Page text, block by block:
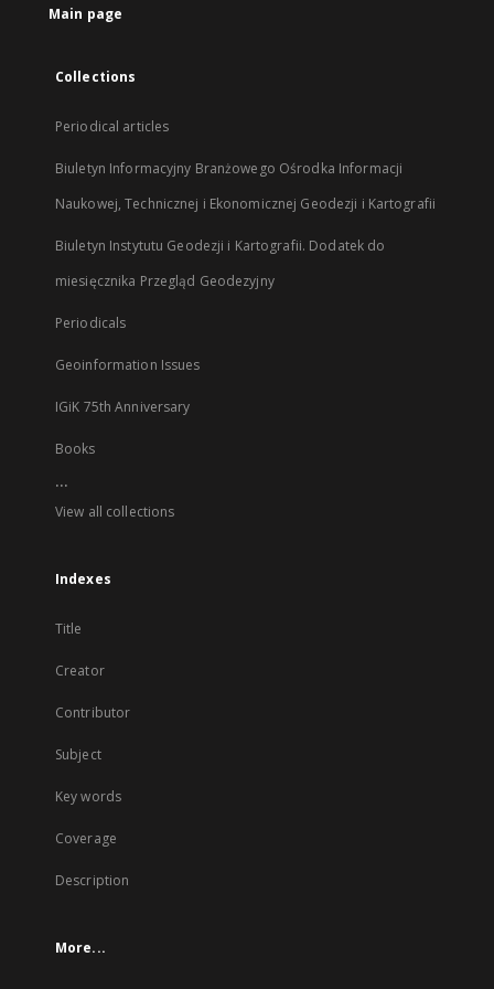
Main page
Collections
Periodical articles
Biuletyn Informacyjny Branżowego Ośrodka Informacji
Naukowej, Technicznej i Ekonomicznej Geodezji i Kartografii
Biuletyn Instytutu Geodezji i Kartografii. Dodatek do
miesięcznika Przegląd Geodezyjny
Periodicals
Geoinformation Issues
IGiK 75th Anniversary
Books
...
View all collections
Indexes
Title
Creator
Contributor
Subject
Key words
Coverage
Description
More...